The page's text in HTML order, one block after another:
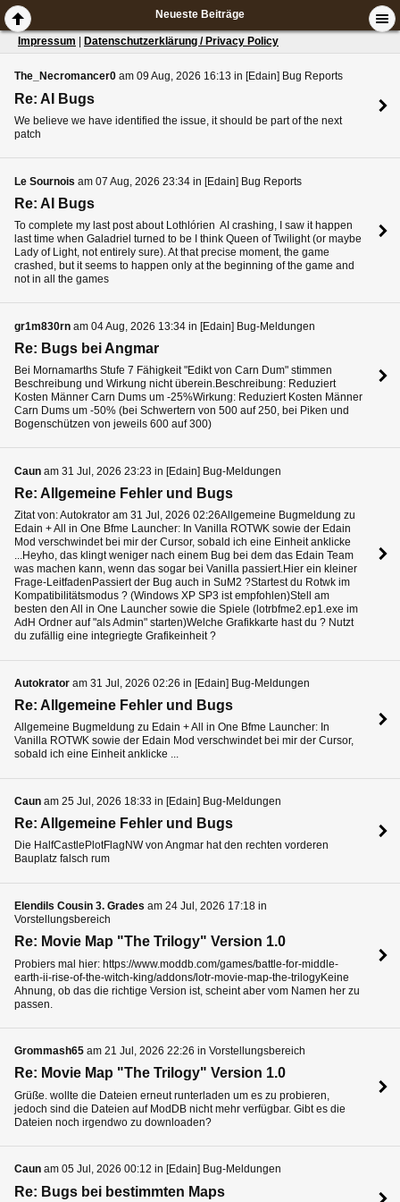
Neueste Beiträge
Impressum Datenschutzerklärung / Privacy Policy
The_Necromancer0 am 09 Aug, 2026 16:13 in [Edain] Bug Reports
Re: AI Bugs
We believe we have identified the issue, it should be part of the next
patch
Le Sournois am 07 Aug, 2026 23:34 in [Edain] Bug Reports
Re: AI Bugs
To complete my last post about Lothlórien AI crashing, I saw it happen
last time when Galadriel turned to be I think Queen of Twilight (or maybe
Lady of Light, not entirely sure). At that precise moment, the game
crashed, but it seems to happen only at the beginning of the game and
not in all the games
gr1m830rn am 04 Aug, 2026 13:34 in [Edain] Bug-Meldungen
Re: Bugs bei Angmar
Bei Mornamarths Stufe 7 Fähigkeit "Edikt von Carn Dum" stimmen
Beschreibung und Wirkung nicht überein.Beschreibung: Reduziert
Kosten Männer Carn Dums um -25%Wirkung: Reduziert Kosten Männer
Carn Dums um -50% (bei Schwertern von 500 auf 250, bei Piken und
Bogenschützen von jeweils 600 auf 300)
Caun am 31 Jul, 2026 23:23 in [Edain] Bug-Meldungen
Re: Allgemeine Fehler und Bugs
Zitat von: Autokrator am 31 Jul, 2026 02:26Allgemeine Bugmeldung zu
Edain + All in One Bfme Launcher: In Vanilla ROTWK sowie der Edain
Mod verschwindet bei mir der Cursor, sobald ich eine Einheit anklicke
...Heyho, das klingt weniger nach einem Bug bei dem das Edain Team
was machen kann, wenn das sogar bei Vanilla passiert.Hier ein kleiner
Frage-LeitfadenPassiert der Bug auch in SuM2 ?Startest du Rotwk im
Kompatibilitätsmodus ? (Windows XP SP3 ist empfohlen)Stell am
besten den All in One Launcher sowie die Spiele (lotrbfme2.ep1.exe im
AdH Ordner auf "als Admin" starten)Welche Grafikkarte hast du ? Nutzt
du zufällig eine integriegte Grafikeinheit ?
Autokrator am 31 Jul, 2026 02:26 in [Edain] Bug-Meldungen
Re: Allgemeine Fehler und Bugs
Allgemeine Bugmeldung zu Edain + All in One Bfme Launcher: In
Vanilla ROTWK sowie der Edain Mod verschwindet bei mir der Cursor,
sobald ich eine Einheit anklicke ...
Caun am 25 Jul, 2026 18:33 in [Edain] Bug-Meldungen
Re: Allgemeine Fehler und Bugs
Die HalfCastlePlotFlagNW von Angmar hat den rechten vorderen
Bauplatz falsch rum
Elendils Cousin 3. Grades am 24 Jul, 2026 17:18 in
Vorstellungsbereich
Re: Movie Map "The Trilogy" Version 1.0
Probiers mal hier: https://www.moddb.com/games/battle-for-middle-
earth-ii-rise-of-the-witch-king/addons/lotr-movie-map-the-trilogyKeine
Ahnung, ob das die richtige Version ist, scheint aber vom Namen her zu
passen.
Grommash65 am 21 Jul, 2026 22:26 in Vorstellungsbereich
Re: Movie Map "The Trilogy" Version 1.0
Grüße. wollte die Dateien erneut runterladen um es zu probieren,
jedoch sind die Dateien auf ModDB nicht mehr verfügbar. Gibt es die
Dateien noch irgendwo zu downloaden?
Caun am 05 Jul, 2026 00:12 in [Edain] Bug-Meldungen
Re: Bugs bei bestimmten Maps